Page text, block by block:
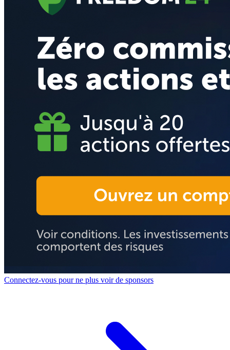
Connectez-vous pour ne plus voir de sponsors